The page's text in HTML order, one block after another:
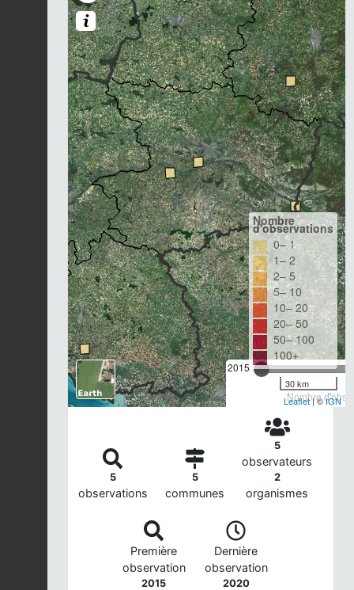
2015
Nombre
Nombre
d'observations
0– 1
1– 2
2– 5
5– 10
10– 20
20– 50
50– 100
100+
30 km
Leaflet| ©IGN
5
observations
5
communes
5
observateurs
2
organismes
Première
observation
2015
Dernière
observation
2020